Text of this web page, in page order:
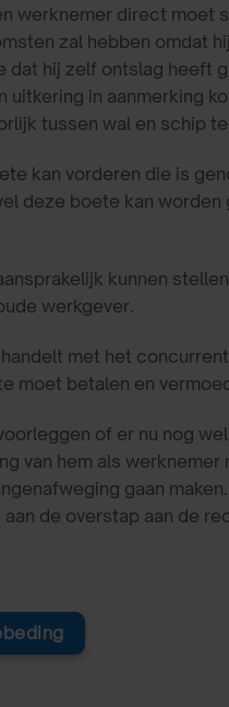
werknemer direct moet
zal hebben omdat
hij zelf ontslag heeft
in aanmerking
tussen wal en schip
kan vorderen die is
deze boete kan
kunnen
werkgever.
met het
moet betalen en
of er nu nog
van hem als
gaan
de overstap aan de